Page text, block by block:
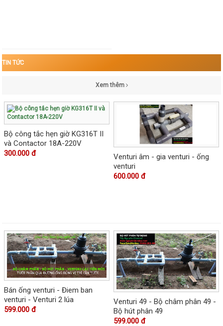
TIN TỨC
Xem thêm
Bộ công tắc hẹn giờ KG316T II
và Contactor 18A-220V
300.000 đ
Venturi âm - gia venturi - ống
venturi
600.000 đ
Bán ống venturi - Điem ban
venturi - Venturi 2 lúa
599.000 đ
Venturi 49 - Bộ châm phân 49 -
Bộ hút phân 49
599.000 đ